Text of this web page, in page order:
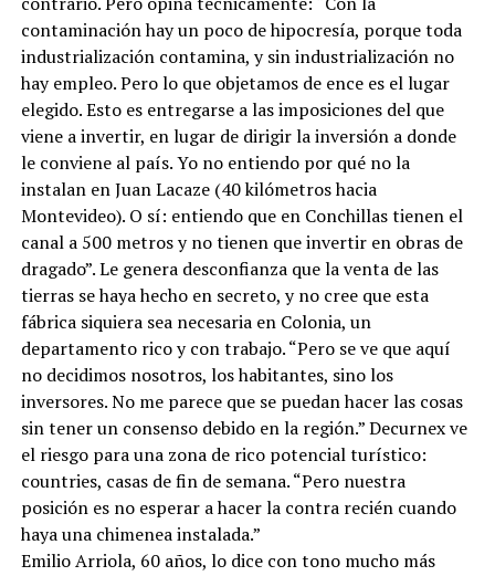
contaminación hay un poco de hipocresía, porque toda
industrialización contamina, y sin industrialización no
hay empleo. Pero lo que objetamos de ence es el lugar
elegido. Esto es entregarse a las imposiciones del que
viene a invertir, en lugar de dirigir la inversión a donde
le conviene al país. Yo no entiendo por qué no la
instalan en Juan Lacaze (40 kilómetros hacia
Montevideo). O sí: entiendo que en Conchillas tienen el
canal a 500 metros y no tienen que invertir en obras de
dragado”. Le genera desconfianza que la venta de las
tierras se haya hecho en secreto, y no cree que esta
fábrica siquiera sea necesaria en Colonia, un
departamento rico y con trabajo. “Pero se ve que aquí
no decidimos nosotros, los habitantes, sino los
inversores. No me parece que se puedan hacer las cosas
sin tener un consenso debido en la región.” Decurnex ve
el riesgo para una zona de rico potencial turístico:
countries, casas de fin de semana. “Pero nuestra
posición es no esperar a hacer la contra recién cuando
haya una chimenea instalada.”
Emilio Arriola, 60 años, lo dice con tono mucho más